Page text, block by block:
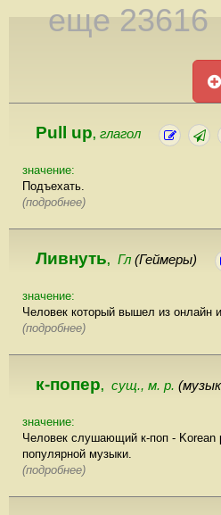
еще 23616
Pull up, глагол
значение:
Подъехать.
(подробнее)
Ливнуть, Гл (Геймеры)
значение:
Человек который вышел из онлайн
(подробнее)
к-попер, сущ., м. р.
значение:
Человек слушающий к-поп - Korean
популярной музыки.
(подробнее)